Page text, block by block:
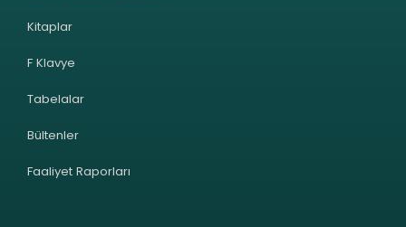
Kitaplar
F Klavye
Tabelalar
Bültenler
Faaliyet Raporları